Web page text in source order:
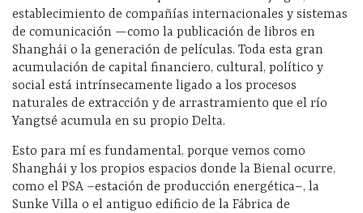
establecimiento de compañías internacionales y sistemas
de comunicación —como la publicación de libros en
Shanghái o la generación de películas. Toda esta gran
acumulación de capital financiero, cultural, político y
social está intrínsecamente ligado a los procesos
naturales de extracción y de arrastramiento que el río
Yangtsé acumula en su propio Delta.
Esto para mí es fundamental, porque vemos como
Shanghái y los propios espacios donde la Bienal ocurre,
como el PSA –estación de producción energética–, la
Sunke Villa o el antiguo edificio de la Fábrica de